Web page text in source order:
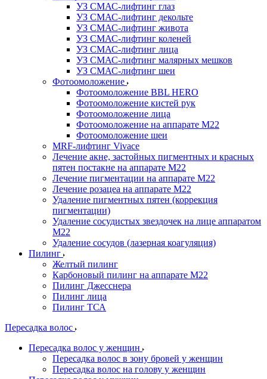
УЗ СМАС-лифтинг глаз
УЗ СМАС-лифтинг декольте
УЗ СМАС-лифтинг живота
УЗ СМАС-лифтинг коленей
УЗ СМАС-лифтинг лица
УЗ СМАС-лифтинг малярных мешков
УЗ СМАС-лифтинг шеи
Фотоомоложение
Фотоомоложение BBL HERO
Фотоомоложение кистей рук
Фотоомоложение лица
Фотоомоложение на аппарате M22
Фотоомоложение шеи
MRF-лифтинг Vivace
Лечение акне, застойных пигментных и красных
пятен постакне на аппарате М22
Лечение пигментации на аппарате М22
Лечение розацеа на аппарате M22
Удаление пигментных пятен (коррекция
пигментации)
Удаление сосудистых звездочек на лице аппаратом
М22
Удаление сосудов (лазерная коагуляция)
Пилинг
Желтый пилинг
Карбоновый пилинг на аппарате M22
Пилинг Джесснера
Пилинг лица
Пилинг ТСА
Пересадка волос
Пересадка волос у женщин
Пересадка волос в зону бровей у женщин
Пересадка волос на голову у женщин